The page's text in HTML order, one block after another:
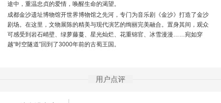
途中，重温忠贞的爱情，唤醒生命的渴望。
成都金沙遗址博物馆开世界博物馆之先河，专门为音乐剧《金沙》打造了金沙
剧场。在这里，文物展陈的精美与现代演艺的绚丽完美融合。置身其间，观众
可感受到岩石峭壁、绿萝藤蔓、星光灿烂、花重锦官、冰雪漫漫……宛如穿
越“时空隧道”回到了3000年前的古蜀王国。
用户点评